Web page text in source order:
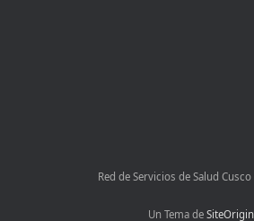
Red de Servicios de Salud
Un Tema de SiteOrigin